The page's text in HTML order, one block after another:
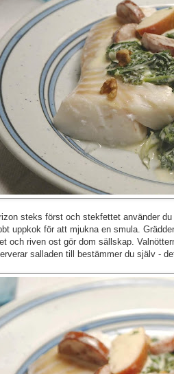
steks först och stekfettet använder
uppkok för att mjukna en smula.
och riven ost gör dom sällskap.
salladen till bestämmer du själv -